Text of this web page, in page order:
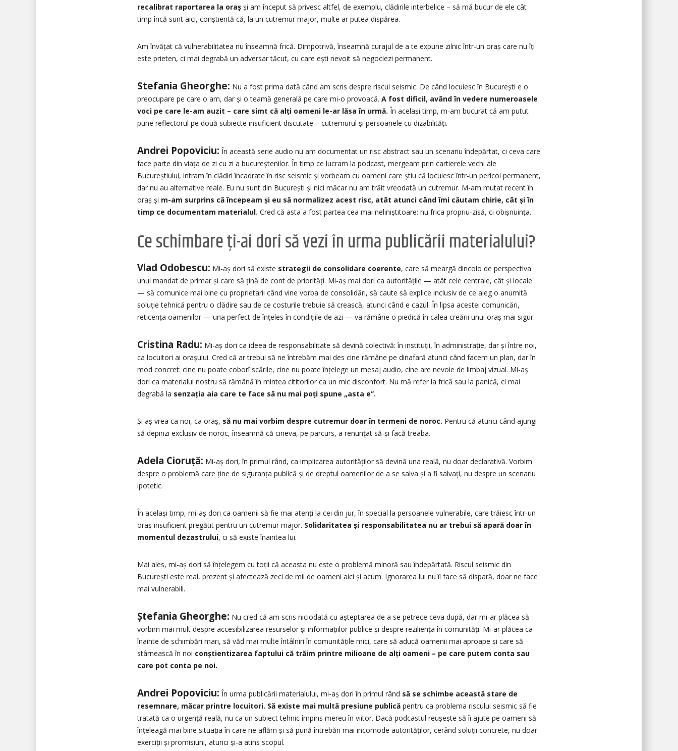
recalibrat raportarea la oraș și am început să privesc altfel, de exemplu, clădirile interbelice – să mă bucur de ele cât
timp încă sunt aici, conștientă că, la un cutremur major, multe ar putea dispărea.
Am învățat că vulnerabilitatea nu înseamnă frică. Dimpotrivă, înseamnă curajul de a te expune zilnic într-un oraș care nu îți
este prieten, ci mai degrabă un adversar tăcut, cu care ești nevoit să negociezi permanent.
Stefania Gheorghe: Nu a fost prima dată când am scris despre riscul seismic. De când locuiesc în București e o
preocupare pe care o am, dar și o teamă generală pe care mi-o provoacă. A fost dificil, având în vedere numeroasele
voci pe care le-am auzit – care simt că alți oameni le-ar lăsa în urmă. În același timp, m-am bucurat că am putut
pune reflectorul pe două subiecte insuficient discutate – cutremurul și persoanele cu dizabilități.
Andrei Popoviciu: În această serie audio nu am documentat un risc abstract sau un scenariu îndepărtat, ci ceva care
face parte din viața de zi cu zi a bucureștenilor. În timp ce lucram la podcast, mergeam prin cartierele vechi ale
Bucureștiului, intram în clădiri încadrate în risc seismic și vorbeam cu oameni care știu că locuiesc într-un pericol permanent,
dar nu au alternative reale. Eu nu sunt din București și nici măcar nu am trăit vreodată un cutremur. M-am mutat recent în
oraș și m-am surprins că începeam și eu să normalizez acest risc, atât atunci când îmi căutam chirie, cât și în
timp ce documentam materialul. Cred că asta a fost partea cea mai neliniștitoare: nu frica propriu-zisă, ci obișnuința.
Ce schimbare ți-ai dori să vezi în urma publicării materialului?
Vlad Odobescu: Mi-aș dori să existe strategii de consolidare coerente, care să meargă dincolo de perspectiva
unui mandat de primar și care să țină de cont de priorități. Mi-aș mai dori ca autoritățile — atât cele centrale, cât și locale
— să comunice mai bine cu proprietarii când vine vorba de consolidări, să caute să explice inclusiv de ce aleg o anumită
soluție tehnică pentru o clădire sau de ce costurile trebuie să crească, atunci când e cazul. În lipsa acestei comunicări,
reticența oamenilor — una perfect de înțeles în condițiile de azi — va rămâne o piedică în calea creării unui oraș mai sigur.
Cristina Radu: Mi-aș dori ca ideea de responsabilitate să devină colectivă: în instituții, în administrație, dar și între noi,
ca locuitori ai orașului. Cred că ar trebui să ne întrebăm mai des cine rămâne pe dinafară atunci când facem un plan, dar în
mod concret: cine nu poate coborî scările, cine nu poate înțelege un mesaj audio, cine are nevoie de limbaj vizual. Mi-aș
dori ca materialul nostru să rămână în mintea cititorilor ca un mic disconfort. Nu mă refer la frică sau la panică, ci mai
degrabă la senzația aia care te face să nu mai poți spune „asta e”.
Și aș vrea ca noi, ca oraș, să nu mai vorbim despre cutremur doar în termeni de noroc. Pentru că atunci când ajungi
să depinzi exclusiv de noroc, înseamnă că cineva, pe parcurs, a renunțat să-și facă treaba.
Adela Cioruță: Mi-aș dori, în primul rând, ca implicarea autorităților să devină una reală, nu doar declarativă. Vorbim
despre o problemă care ține de siguranța publică și de dreptul oamenilor de a se salva și a fi salvați, nu despre un scenariu
ipotetic.
În același timp, mi-aș dori ca oamenii să fie mai atenți la cei din jur, în special la persoanele vulnerabile, care trăiesc într-un
oraș insuficient pregătit pentru un cutremur major. Solidaritatea și responsabilitatea nu ar trebui să apară doar în
momentul dezastrului, ci să existe înaintea lui.
Mai ales, mi-aș dori să înțelegem cu toții că aceasta nu este o problemă minoră sau îndepărtată. Riscul seismic din
București este real, prezent și afectează zeci de mii de oameni aici și acum. Ignorarea lui nu îl face să dispară, doar ne face
mai vulnerabili.
Ștefania Gheorghe: Nu cred că am scris niciodată cu așteptarea de a se petrece ceva după, dar mi-ar plăcea să
vorbim mai mult despre accesibilizarea resurselor și informațiilor publice și despre reziliența în comunități. Mi-ar plăcea ca
înainte de schimbări mari, să văd mai multe întâlniri în comunitățile mici, care să aducă oamenii mai aproape și care să
stârnească în noi conștientizarea faptului că trăim printre milioane de alți oameni – pe care putem conta sau
care pot conta pe noi.
Andrei Popoviciu: În urma publicării materialului, mi-aș dori în primul rând să se schimbe această stare de
resemnare, măcar printre locuitori. Să existe mai multă presiune publică pentru ca problema riscului seismic să fie
tratată ca o urgență reală, nu ca un subiect tehnic împins mereu în viitor. Dacă podcastul reușește să îi ajute pe oameni să
înțeleagă mai bine situația în care ne aflăm și să pună întrebări mai incomode autorităților, cerând soluții concrete, nu doar
exerciții și promisiuni, atunci și-a atins scopul.